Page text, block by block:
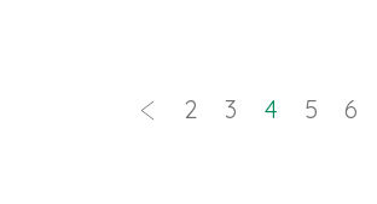
2 3 4 5 6